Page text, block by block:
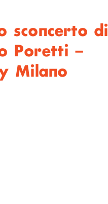
sconcerto di
Poretti –
Milano